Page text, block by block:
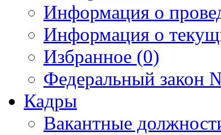
Информация о
Информация о
Избранное (0)
Федеральный закон
Кадры
Вакантные